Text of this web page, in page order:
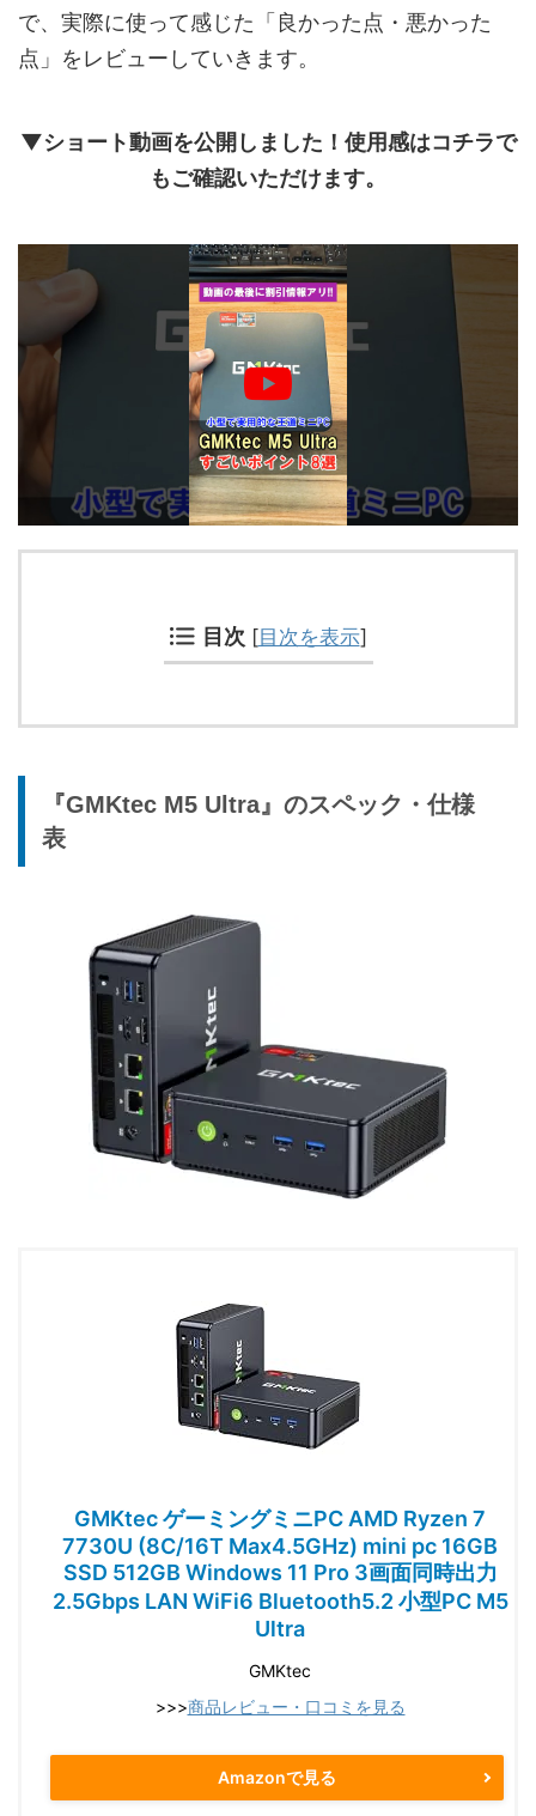
で、実際に使って感じた「良かった点・悪かった
点」をレビューしていきます。
▼ショート動画を公開しました！使用感はコチラで
もご確認いただけます。
目次 [目次を表示]
『GMKtec M5 Ultra』のスペック・仕様
表
GMKtec ゲーミングミニPC AMD Ryzen 7
7730U (8C/16T Max4.5GHz) mini pc 16GB
SSD 512GB Windows 11 Pro 3画面同時出力
2.5Gbps LAN WiFi6 Bluetooth5.2 小型PC M5
Ultra
GMKtec
>>>商品レビュー・口コミを見る
Amazonで見る